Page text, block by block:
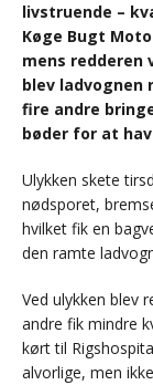
livstruende –
Køge Bugt
mens redderen
blev ladvognen
fire andre
bøder for at
Ulykken skete
nødsporet,
hvilket fik en
den ramte
Ved ulykken blev
andre fik mindre
kørt til
alvorlige, men